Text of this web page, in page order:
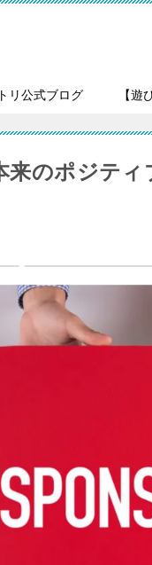
リ公式ブログ 【遊
来のポジティ